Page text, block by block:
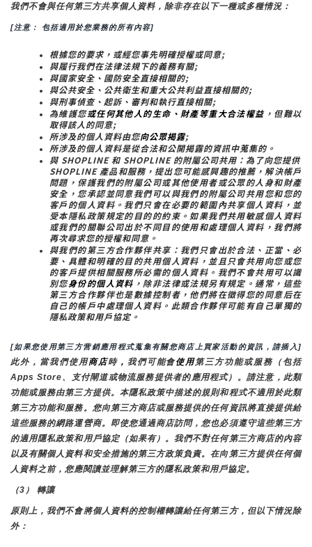
我們不會與任何第三方共享個人資料，除非存在以下一種或多種情況：
[注意： 包括適用於您業務的所有內容]
根據您的要求，或經您事先明確授權或同意;
與履行我們在法律法規下的義務有關;
與國家安全、國防安全直接相關的;
與公共安全、公共衛生和重大公共利益直接相關的;
與刑事偵查、起訴、審判和執行直接相關;
為維護您或任何其他人的生命、財產等重大合法權益，但難以
取得該人的同意;
所涉及的個人資料由您向公眾揭露;
所涉及的個人資料是從合法和公開揭露的資訊中蒐集的。
與 SHOPLINE 和 SHOPLINE 的附屬公司共用：為了向您提供
SHOPLINE 產品和服務，提出您可能感興趣的推薦，解決帳戶
問題，保護我們的附屬公司或其他使用者或公眾的人身和財產
安全，您承認並同意我們可以與我們的附屬公司共用您和您的
客戶的個人資料。我們只會在必要的範圍內共享個人資料，並
受本隱私政策規定的目的的約束。如果我們共用敏感個人資料
或我們的關聯公司出於不同目的使用和處理個人資料，我們將
再次尋求您的授權和同意。
與我們的第三方合作夥伴共享：我們只會出於合法、正當、必
要、具體和明確的目的共用個人資料，並且只會共用向您或您
的客戶提供相關服務所必需的個人資料。我們不會共用可以識
別您身份的個人資料 ，除非法律或法規另有規定。通常，這些
第三方合作夥伴也是數據控制者，他們將在徵得您的同意后在
自己的帳戶中處理個人資料。此類合作夥伴可能有自己單獨的
隱私政策和用戶協定。
[如果您使用第三方营銷應用程式蒐集有關您商店上買家活動的資訊，請插入]
此外，當我們使用商店時， 我們可能會使用第三方功能或服務（包括
Apps Store、支付閘道或物流服務提供者的應用程式）。請注意，此類
功能或服務由第三方提供。本隱私政策中描述的規則和程式不適用於此類
第三方功能和服務。您向第三方商店或服務提供的任何資訊將直接提供給
這些服務的網路運營商。即使您通過商店訪問，您也必須遵守這些第三方
的適用隱私政策和用戶協定（如果有）。我們不對任何第三方商店的內容
以及有關個人資料和安全措施的第三方政策負責。在向第三方提供任何個
人資料之前，您應閱讀並理解第三方的隱私政策和用戶協定。
（3） 轉讓
原則上，我們不會將個人資料的控制權轉讓給任何第三方，但以下情況除
外：